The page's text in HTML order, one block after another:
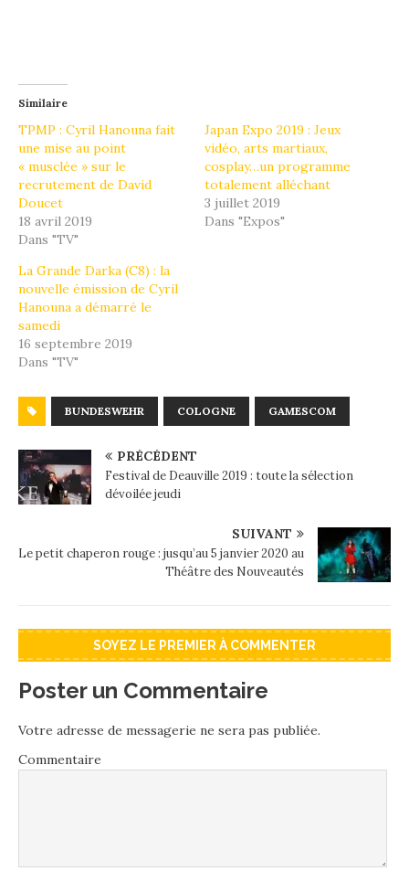
Similaire
TPMP : Cyril Hanouna fait
une mise au point
« musclée » sur le
recrutement de David
Doucet
18 avril 2019
Dans "TV"
Japan Expo 2019 : Jeux
vidéo, arts martiaux,
cosplay…un programme
totalement alléchant
3 juillet 2019
Dans "Expos"
La Grande Darka (C8) : la
nouvelle émission de Cyril
Hanouna a démarré le
samedi
16 septembre 2019
Dans "TV"
BUNDESWEHR COLOGNE GAMESCOM
PRÉCÉDENT
Festival de Deauville 2019 : toute la sélection
dévoilée jeudi
SUIVANT
Le petit chaperon rouge : jusqu’au 5 janvier 2020 au
Théâtre des Nouveautés
SOYEZ LE PREMIER À COMMENTER
Poster un Commentaire
Votre adresse de messagerie ne sera pas publiée.
Commentaire